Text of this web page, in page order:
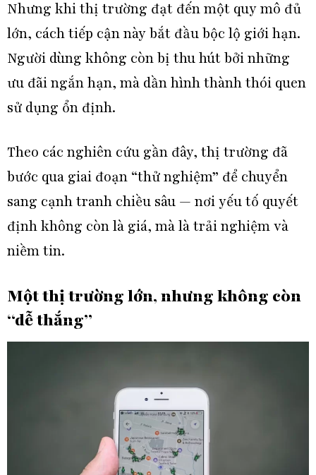
Nhưng khi thị trường đạt đến một quy mô đủ
lớn, cách tiếp cận này bắt đầu bộc lộ giới hạn.
Người dùng không còn bị thu hút bởi những
ưu đãi ngắn hạn, mà dần hình thành thói quen
sử dụng ổn định.
Theo các nghiên cứu gần đây, thị trường đã
bước qua giai đoạn “thử nghiệm” để chuyển
sang cạnh tranh chiều sâu — nơi yếu tố quyết
định không còn là giá, mà là trải nghiệm và
niềm tin.
Một thị trường lớn, nhưng không còn
“dễ thắng”